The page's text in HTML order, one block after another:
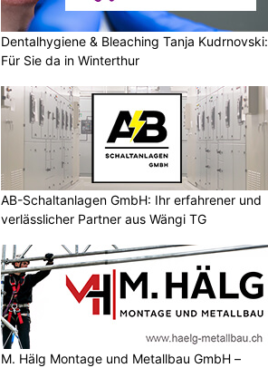
Dentalhygiene & Bleaching Tanja Kudrnovski:
Für Sie da in Winterthur
AB-Schaltanlagen GmbH: Ihr erfahrener und
verlässlicher Partner aus Wängi TG
M. Hälg Montage und Metallbau GmbH –